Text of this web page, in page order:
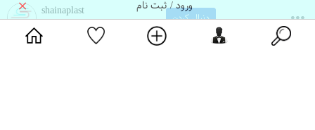
shainaplast
اقتصاد مشارکتی شاینا پلاست دنبال کردن × ورود / ثبت نام